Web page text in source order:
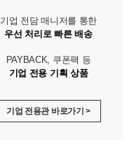
기업 전담 매니저를 통한
우선 처리로 빠른 배송
PAYBACK, 쿠폰팩 등
기업 전용 기획 상품
기업 전용관 바로가기 >